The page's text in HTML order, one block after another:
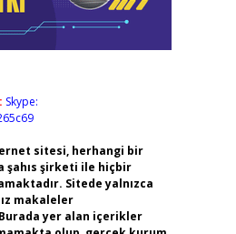
Skype:
sitesi, herhangi bir
şahıs şirketi ile hiçbir
Sitede yalnızca
makaleler
yer alan içerikler